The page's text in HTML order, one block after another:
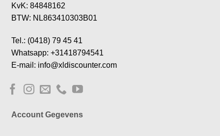
KvK: 84848162
BTW: NL863410303B01
Tel.: (0418) 79 45 41
Whatsapp: +31418794541
E-mail: info@xldiscounter.com
Account Gegevens